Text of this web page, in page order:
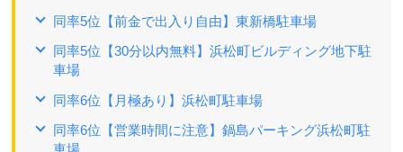
同率5位【前金で出入り自由】東新橋駐車場
同率5位【30分以内無料】浜松町ビルディング地下駐
車場
同率6位【月極あり】浜松町駐車場
同率6位【営業時間に注意】鍋島パーキング浜松町駐